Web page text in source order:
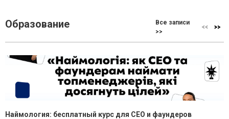
Образование
Все записи
>>
Наймология: бесплатный курс для CEO и фаундеров